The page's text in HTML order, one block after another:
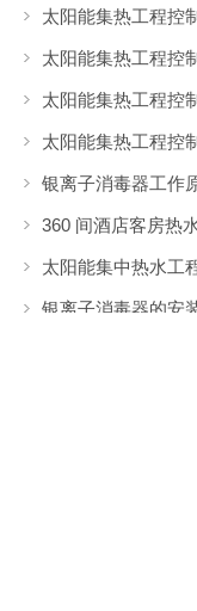
太阳能集热工程控
太阳能集热工程控
太阳能集热工程控
太阳能集热工程控
银离子消毒器工作
360 间酒店客房热
银离子消毒器的安